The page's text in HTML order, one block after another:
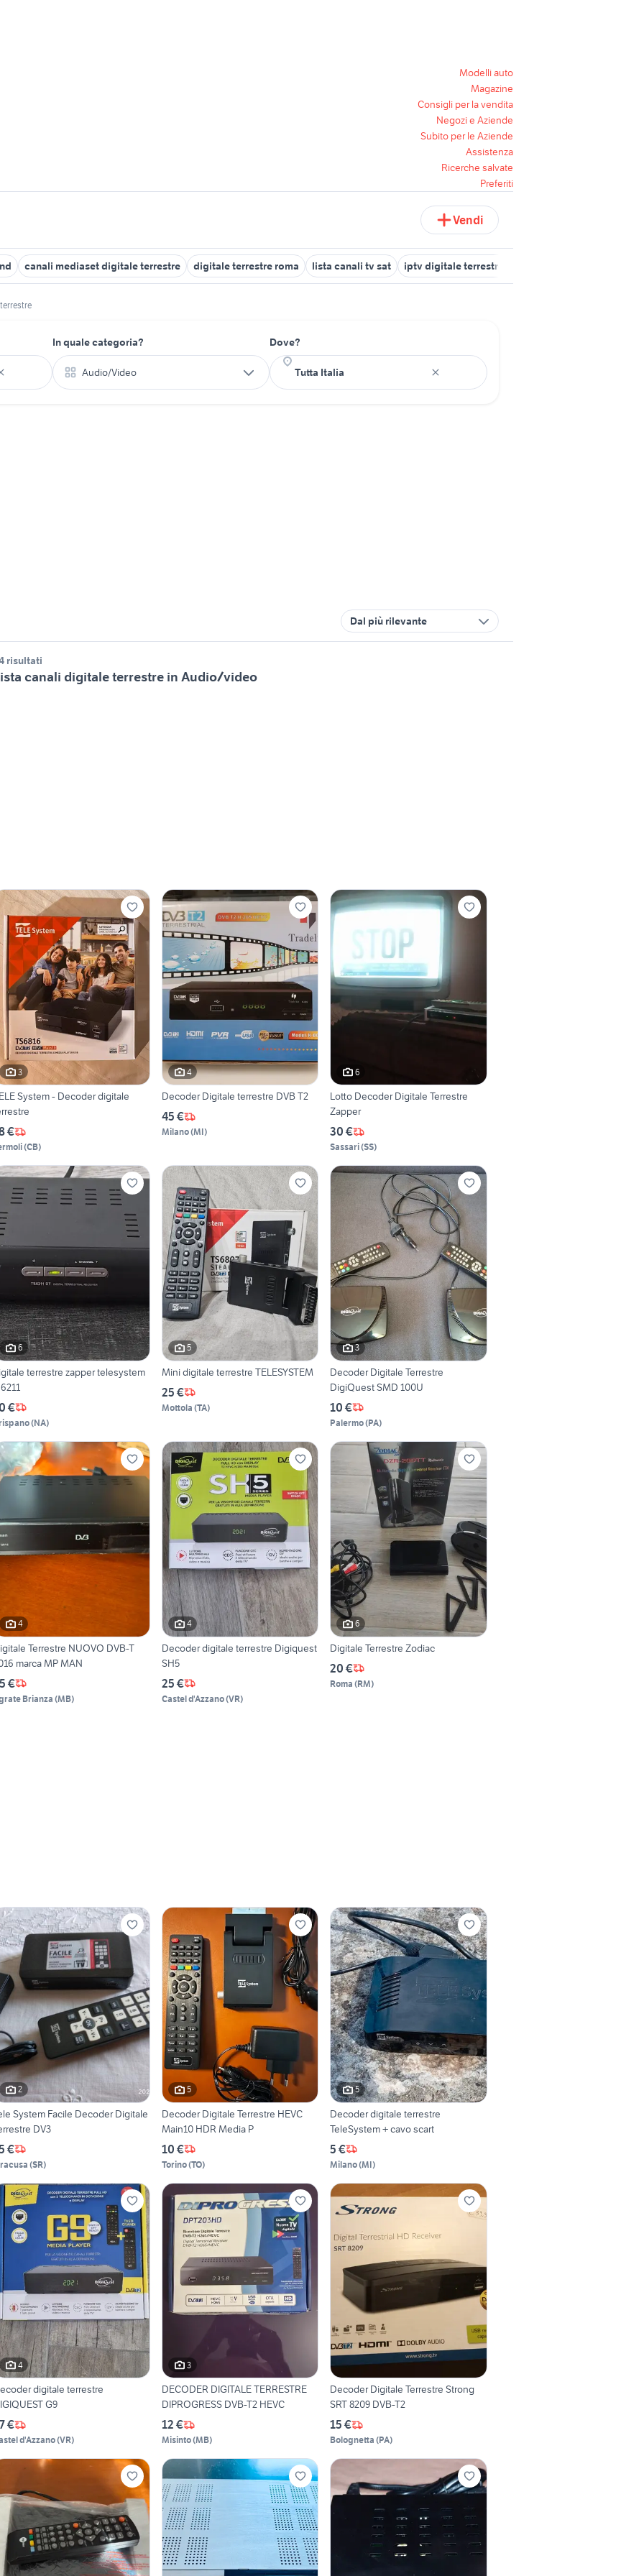
Modelli auto
Magazine
Consigli per la vendita
Negozi e Aziende
Subito per le Aziende
Assistenza
Ricerche salvate
Preferiti
Vendi
canali mediaset digitale terrestre digitale terrestre roma lista canali tv sat iptv digitale terrestre
In quale categoria?
Audio/Video
Dove?
Dal più rilevante
risultati
canali digitale terrestre in Audio/video
3
System - Decoder digitale
€
(CB)
4
Decoder Digitale terrestre DVB T2
45 €
Milano(MI)
6
Lotto Decoder Digitale Terrestre
Zapper
30 €
Sassari(SS)
6
terrestre zapper telesystem
€
(NA)
5
Mini digitale terrestre TELESYSTEM
25 €
Mottola (TA)
3
Decoder Digitale Terrestre
DigiQuest SMD 100U
10 €
Palermo(PA)
4
Terrestre NUOVO DVB-T
marca MP MAN
€
Brianza (MB)
4
Decoder digitale terrestre Digiquest
SH5
25 €
Castel d'Azzano(VR)
6
Digitale Terrestre Zodiac
20 €
Roma (RM)
2
System Facile Decoder Digitale
DV3
€
(SR)
5
Decoder Digitale Terrestre HEVC
Main10 HDR Media P
10 €
Torino(TO)
5
Decoder digitale terrestre
TeleSystem + cavo scart
5 €
Milano(MI)
4
digitale terrestre
G9
€
d'Azzano(VR)
3
DECODER DIGITALE TERRESTRE
DIPROGRESS DVB-T2 HEVC
12 €
Misinto(MB)
Decoder Digitale Terrestre Strong
SRT 8209 DVB-T2
15 €
Bolognetta (PA)